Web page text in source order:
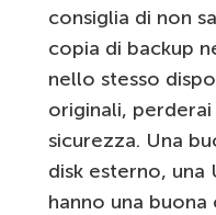
consiglia di non
copia di backup
nello stesso
originali,
sicurezza. Una
disk esterno, una
hanno una